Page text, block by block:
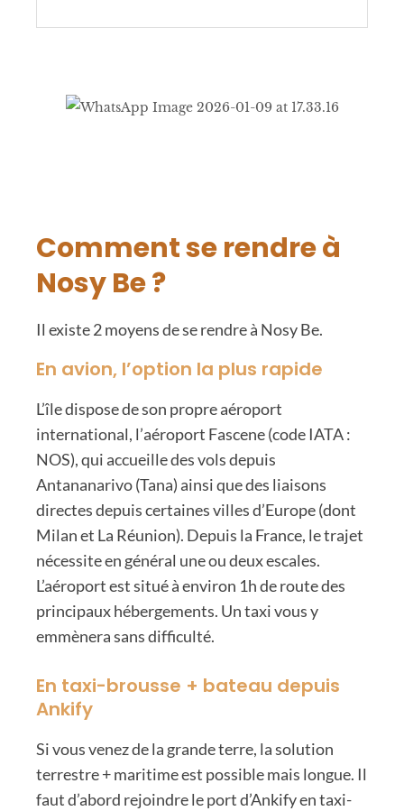
Comment se rendre à
Nosy Be ?
Il existe 2 moyens de se rendre à Nosy Be.
En avion, l’option la plus rapide
L’île dispose de son propre aéroport
international, l’aéroport Fascene (code IATA :
NOS), qui accueille des vols depuis
Antananarivo (Tana) ainsi que des liaisons
directes depuis certaines villes d’Europe (dont
Milan et La Réunion). Depuis la France, le trajet
nécessite en général une ou deux escales.
L’aéroport est situé à environ 1h de route des
principaux hébergements. Un taxi vous y
emmènera sans difficulté.
En taxi-brousse + bateau depuis
Ankify
Si vous venez de la grande terre, la solution
terrestre + maritime est possible mais longue. Il
faut d’abord rejoindre leport d’Ankifyen taxi-